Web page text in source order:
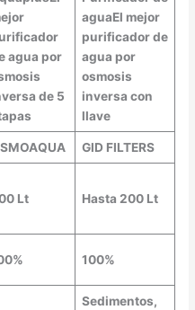
agua por
de 5
aguaEl mejor
purificador de
agua por
osmosis
inversa con
llave
GID FILTERS
Lt Hasta 200 Lt
100%
Sedimentos,